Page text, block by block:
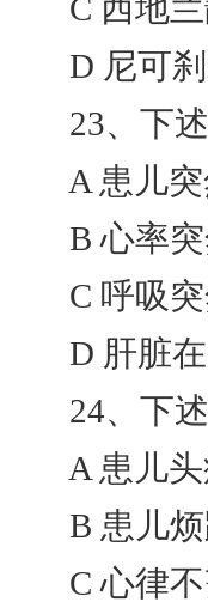
C 西地兰
D 尼可刹
23、下述
A 患儿突
B 心率突
C 呼吸突
D 肝脏在
24、下述
A 患儿头
B 患儿烦
C 心律不